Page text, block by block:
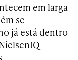
em larga
se
já está dentro